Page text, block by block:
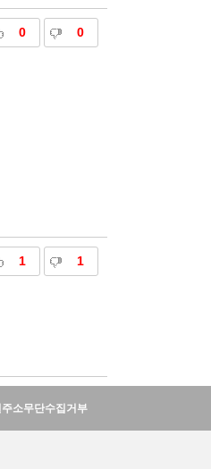
0 0
1 1
주소무단수집거부